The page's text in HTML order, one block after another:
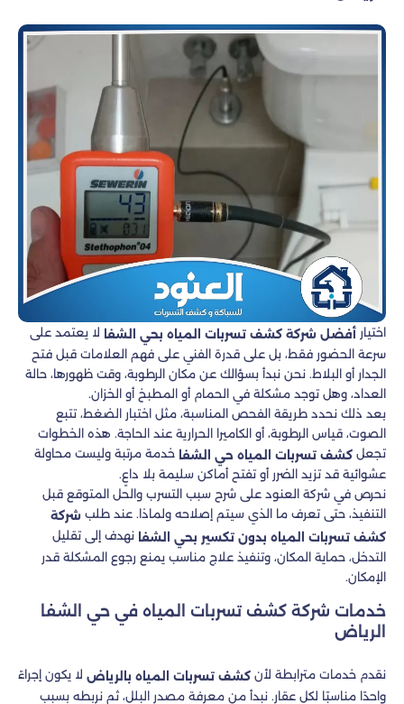
اختيار أفضل شركة كشف تسربات المياه بحي الشفا لا يعتمد على
سرعة الحضور فقط، بل على قدرة الفني على فهم العلامات قبل فتح
الجدار أو البلاط. نحن نبدأ بسؤالك عن مكان الرطوبة، وقت ظهورها، حالة
العداد، وهل توجد مشكلة في الحمام أو المطبخ أو الخزان.
بعد ذلك نحدد طريقة الفحص المناسبة، مثل اختبار الضغط، تتبع
الصوت، قياس الرطوبة، أو الكاميرا الحرارية عند الحاجة. هذه الخطوات
تجعل كشف تسربات المياه حي الشفا خدمة مرتبة وليست محاولة
عشوائية قد تزيد الضرر أو تفتح أماكن سليمة بلا داعٍ.
نحرص في شركة العنود على شرح سبب التسرب والحل المتوقع قبل
التنفيذ، حتى تعرف ما الذي سيتم إصلاحه ولماذا. عند طلب شركة
كشف تسربات المياه بدون تكسير بحي الشفا نهدف إلى تقليل
التدخل، حماية المكان، وتنفيذ علاج مناسب يمنع رجوع المشكلة قدر
الإمكان.
خدمات شركة كشف تسربات المياه في حي الشفا
الرياض
نقدم خدمات مترابطة لأن كشف تسربات المياه بالرياض لا يكون إجراءً
واحدًا مناسبًا لكل عقار. نبدأ من معرفة مصدر البلل، ثم نربطه بسبب